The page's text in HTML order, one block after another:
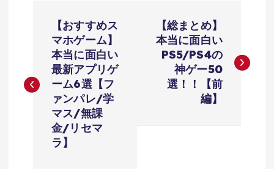
ナ
【おすすめス
マホゲーム】
本当に面白い
最新アプリゲ
ーム6選【フ
ァンパレ/学
マス/無課
金/リセマ
ラ】
【総まとめ】
本当に面白い
PS5/PS4の
神ゲー50
選！！【前
編】